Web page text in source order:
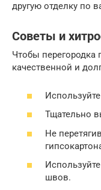
другую отделку по
Советы и
Чтобы перегородка
качественной и
Тщательно
Не
швов.